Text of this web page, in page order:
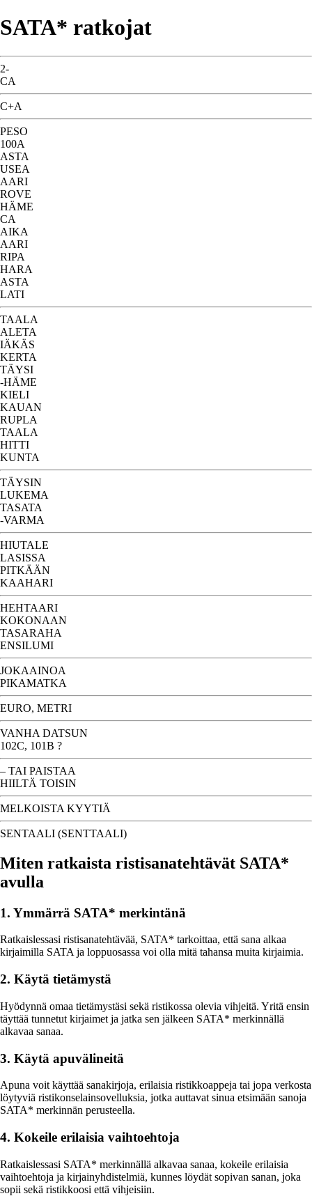
SATA* ratkojat
2-
CA
C+A
PESO
100A
ASTA
USEA
AARI
ROVE
HÄME
CA
AIKA
AARI
RIPA
HARA
ASTA
LATI
TAALA
ALETA
IÄKÄS
KERTA
TÄYSI
-HÄME
KIELI
KAUAN
RUPLA
TAALA
HITTI
KUNTA
TÄYSIN
LUKEMA
TASATA
-VARMA
HIUTALE
LASISSA
PITKÄÄN
KAAHARI
HEHTAARI
KOKONAAN
TASARAHA
ENSILUMI
JOKAAINOA
PIKAMATKA
EURO, METRI
VANHA DATSUN
102C, 101B ?
– TAI PAISTAA
HIILTÄ TOISIN
MELKOISTA KYYTIÄ
SENTAALI (SENTTAALI)
Miten ratkaista ristisanatehtävät SATA*
avulla
1. Ymmärrä SATA* merkintänä
Ratkaislessasi ristisanatehtävää, SATA* tarkoittaa, että sana alkaa
kirjaimilla SATA ja loppuosassa voi olla mitä tahansa muita kirjaimia.
2. Käytä tietämystä
Hyödynnä omaa tietämystäsi sekä ristikossa olevia vihjeitä. Yritä ensin
täyttää tunnetut kirjaimet ja jatka sen jälkeen SATA* merkinnällä
alkavaa sanaa.
3. Käytä apuvälineitä
Apuna voit käyttää sanakirjoja, erilaisia ristikkoappeja tai jopa verkosta
löytyviä ristikonselainsovelluksia, jotka auttavat sinua etsimään sanoja
SATA* merkinnän perusteella.
4. Kokeile erilaisia vaihtoehtoja
Ratkaislessasi SATA* merkinnällä alkavaa sanaa, kokeile erilaisia
vaihtoehtoja ja kirjainyhdistelmiä, kunnes löydät sopivan sanan, joka
sopii sekä ristikkoosi että vihjeisiin.